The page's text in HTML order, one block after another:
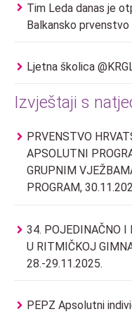
Tim Leda danas je
Balkansko
Ljetna školica
Izvještaji s
PRVENSTVO
APSOLUTNI
GRUPNIM
PROGRAM,
34. POJEDINAČNO I
U RITMIČKOJ
28.-29.11.2025.
PEPZ Apsolutni